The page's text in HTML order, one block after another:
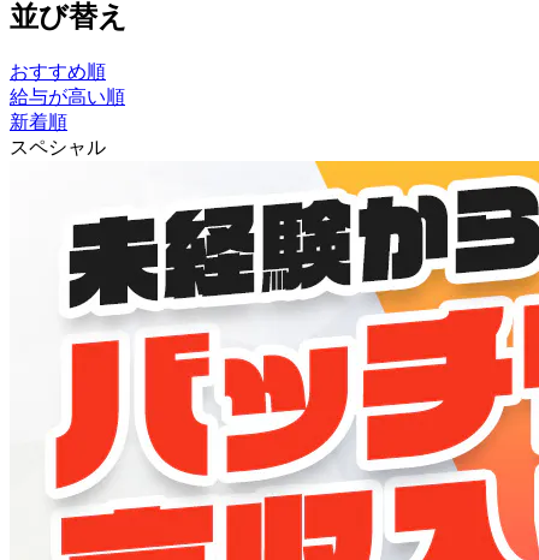
並び替え
おすすめ順
給与が高い順
新着順
スペシャル